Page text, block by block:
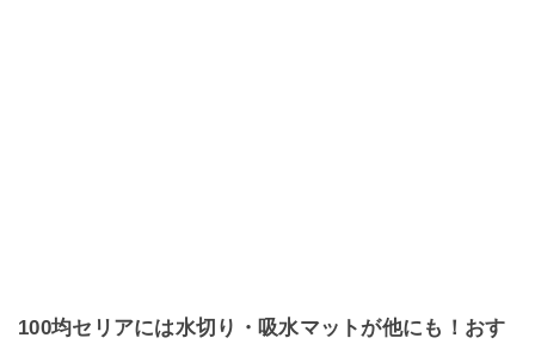
100均セリアには水切り・吸水マットが他にも！おす